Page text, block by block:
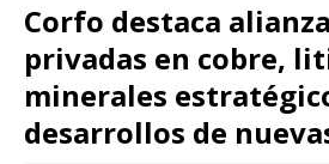
Corfo destaca
privadas en cobre,
minerales
desarrollos de